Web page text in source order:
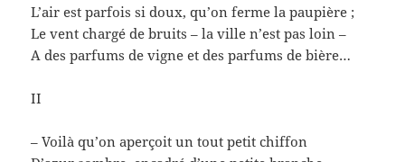
L’air est parfois si doux, qu’on ferme la paupière ;
Le vent chargé de bruits – la ville n’est pas loin –
A des parfums de vigne et des parfums de bière…
II
– Voilà qu’on aperçoit un tout petit chiffon